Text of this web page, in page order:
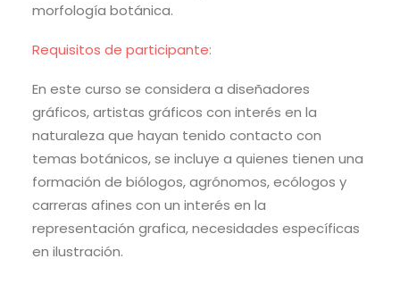
morfología botánica.
Requisitos de participante:
En este curso se considera a diseñadores
gráficos, artistas gráficos con interés en la
naturaleza que hayan tenido contacto con
temas botánicos, se incluye a quienes tienen una
formación de biólogos, agrónomos, ecólogos y
carreras afines con un interés en la
representación grafica, necesidades específicas
en ilustración.